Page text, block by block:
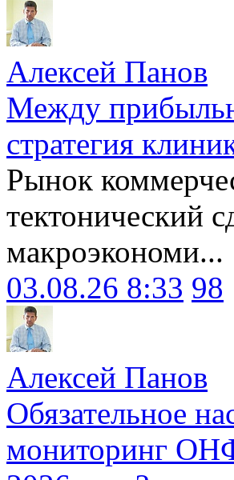
Алексей Панов
Между
стратегия
Рынок
тектонический
макроэкономи...
03.08.26 8:33 98
Алексей Панов
Обязательное
мониторинг